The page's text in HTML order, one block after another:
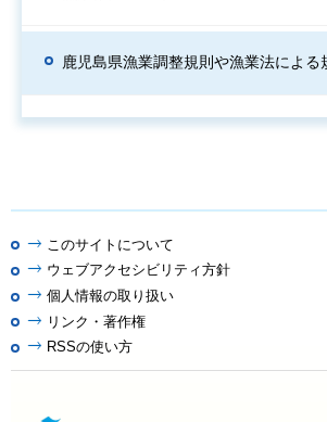
鹿児島県漁業調整規則や漁業法による
このサイトについて
ウェブアクセシビリティ方針
個人情報の取り扱い
リンク・著作権
RSSの使い方